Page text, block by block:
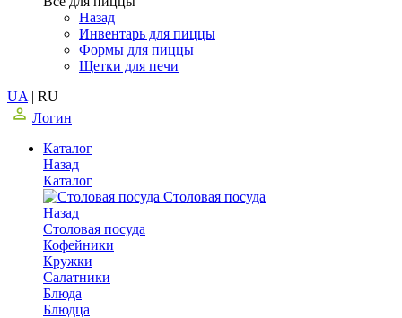
Назад
Инвентарь для пиццы
Формы для пиццы
Щетки для печи
UA | RU
Логин
Каталог
Назад
Каталог
Столовая посуда
Назад
Столовая посуда
Кофейники
Кружки
Салатники
Блюда
Блюдца